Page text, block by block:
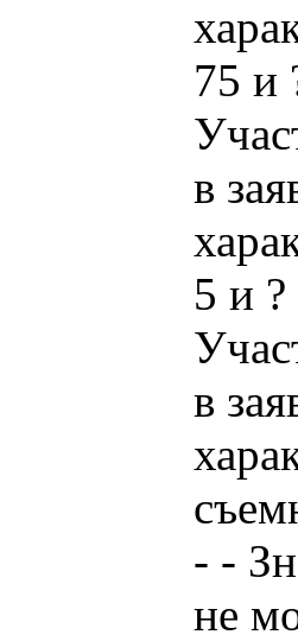
75 и
в
5 и
в
- -
не